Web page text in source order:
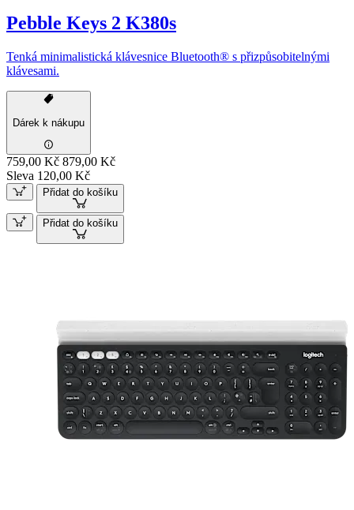
Pebble Keys 2 K380s
Tenká minimalistická klávesnice Bluetooth® s přizpůsobitelnými
klávesami.
Dárek k nákupu
759,00 Kč 879,00 Kč
Sleva 120,00 Kč
Přidat do košíku
Přidat do košíku